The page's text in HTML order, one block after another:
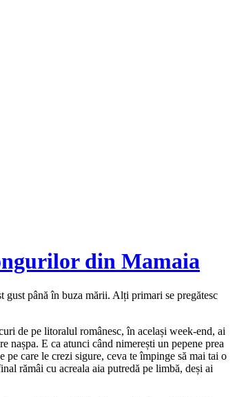
din Mamaia
gust până în buza mării. Alți primari se pregătesc
de pe litoralul românesc, în același week-end, ai
nașpa. E ca atunci când nimerești un pepene prea
care le crezi sigure, ceva te împinge să mai tai o
rămâi cu acreala aia putredă pe limbă, deși ai